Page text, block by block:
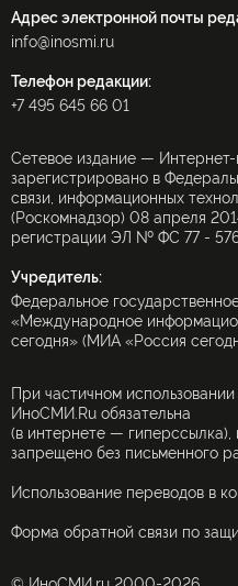
Адрес электронной почты
info@inosmi.ru
Телефон редакции:
+7 495 645 66 01
Сетевое издание —
зарегистрировано в
связи, информационных
(Роскомнадзор) 08 апреля
регистрации ЭЛ № ФС 77 -
Учредитель:
Федеральное
«Международное
сегодня» (МИА «Россия
При частичном
ИноСМИ.Ru обязательна
(в интернете — гиперссылка),
запрещено без письменного
Использование переводов в
Форма обратной связи по